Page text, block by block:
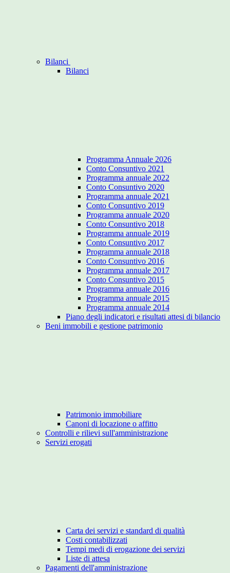
Bilanci
Bilanci
Programma Annuale 2026
Conto Consuntivo 2021
Programma annuale 2022
Conto Consuntivo 2020
Programma annuale 2021
Conto Consuntivo 2019
Programma annuale 2020
Conto Consuntivo 2018
Programma annuale 2019
Conto Consuntivo 2017
Programma annuale 2018
Conto Consuntivo 2016
Programma annuale 2017
Conto Consuntivo 2015
Programma annuale 2016
Programma annuale 2015
Programma annuale 2014
Piano degli indicatori e risultati attesi di bilancio
Beni immobili e gestione patrimonio
Patrimonio immobiliare
Canoni di locazione o affitto
Controlli e rilievi sull'amministrazione
Servizi erogati
Carta dei servizi e standard di qualità
Costi contabilizzati
Tempi medi di erogazione dei servizi
Liste di attesa
Pagamenti dell'amministrazione